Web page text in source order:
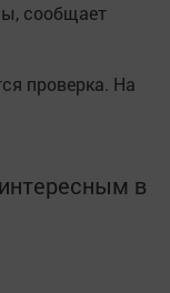
сообщает
проверка. На
в